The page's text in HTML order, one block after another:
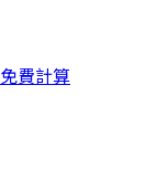
免費計算